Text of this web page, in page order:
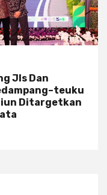
Jls Dan
Ditargetkan